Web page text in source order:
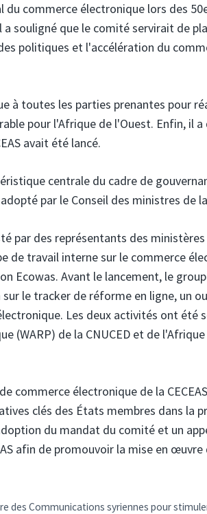
commerce électronique lors des
souligné que le comité servirait de
politiques et l'accélération du
à toutes les parties prenantes pour
pour l'Afrique de l'Ouest. Enfin, il
avait été lancé.
centrale du cadre de
par le Conseil des ministres de la
par des représentants des
de travail interne sur le commerce
Ecowas. Avant le lancement, le
le tracker de réforme en ligne, un
Les deux activités ont été
(WARP) de la CNUCED et de
commerce électronique de la
clés des États membres dans la
du mandat du comité et un
afin de promouvoir la mise en
des Communications syriennes pour